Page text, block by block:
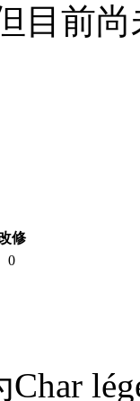
目前
修
0